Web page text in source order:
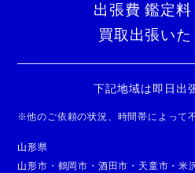
出張費 鑑定
買取出張いた
下記地域は即日出
※他のご依頼の状況、時間帯によって
山形県
山形市 ・ 鶴岡市 ・ 酒田市 ・ 天童市 ・米